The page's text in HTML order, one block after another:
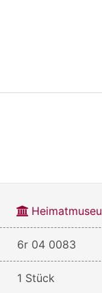
6r 04 0083
1 Stück